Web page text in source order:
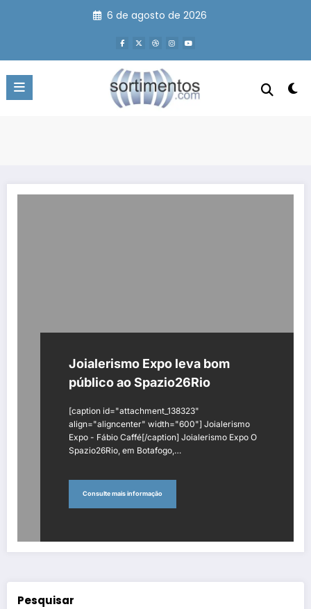
6 de agosto de 2026
Joialerismo Expo leva bom
público ao Spazio26Rio
[caption id="attachment_138323"
align="aligncenter" width="600"] Joialerismo
Expo - Fábio Caffé[/caption] Joialerismo Expo O
Spazio26Rio, em Botafogo,…
Consulte mais informação
Pesquisar